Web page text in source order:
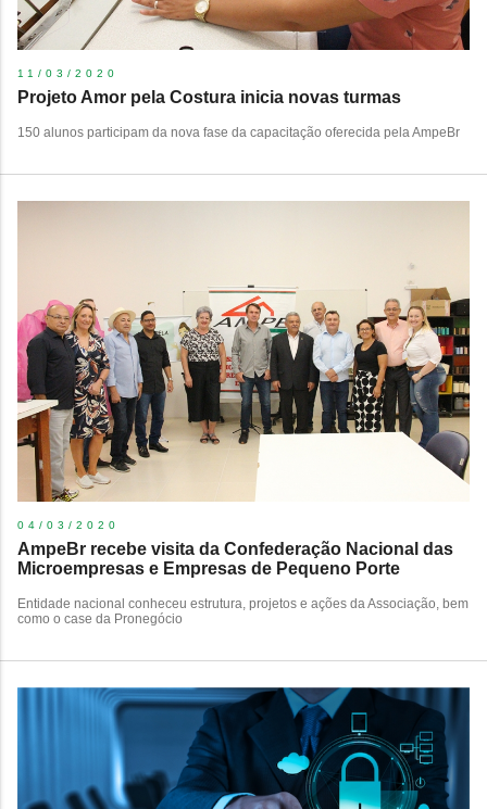
11/03/2020
Projeto Amor pela Costura inicia novas turmas
150 alunos participam da nova fase da capacitação oferecida pela AmpeBr
04/03/2020
AmpeBr recebe visita da Confederação Nacional das
Microempresas e Empresas de Pequeno Porte
Entidade nacional conheceu estrutura, projetos e ações da Associação, bem
como o case da Pronegócio